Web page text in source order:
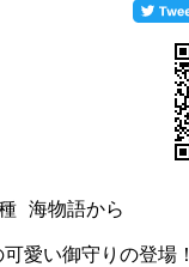
海物語から
愛い御守りの登場！